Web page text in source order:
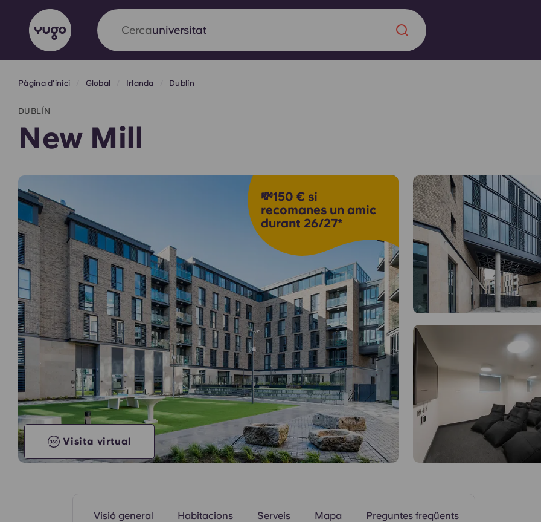
Cercaallotjament
Yugo x VCARB: Impulsant una nova era
en l'habitatge per a estudiants
Yugo La col·laboració pionera de amb VCARB fomenta la
innovació, l'ambició i els moments inoblidables per als estudiants.
Sobre nosaltres
Preguntes
Bloc
English (GB) English (US)
Pàgina d'inici Global Irlanda Dublín
DUBLÍN
New Mill
💸150 € si
recomanes un amic
durant 26/27*
Visita virtual
Zones comunes Habitacions
Visió general Habitacions Serveis Mapa Preguntes freqüents